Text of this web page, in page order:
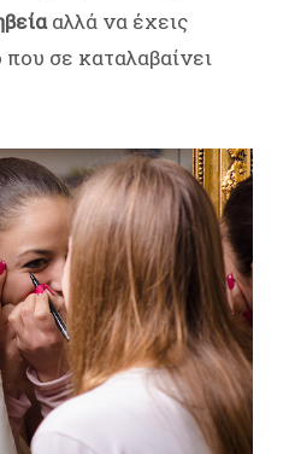
αλλά να έχεις
σε καταλαβαίνει